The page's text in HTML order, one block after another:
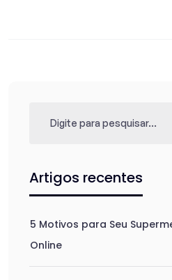
Artigos recentes
5 Motivos para Seu
Online